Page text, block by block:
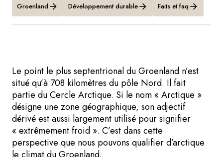
Groenland Développement durable Faits et faq
Le point le plus septentrional du Groenland n’est
situé qu’à 708 kilomètres du pôle Nord. Il fait
partie du Cercle Arctique. Si le nom « Arctique »
désigne une zone géographique, son adjectif
dérivé est aussi largement utilisé pour signifier
« extrêmement froid ». C’est dans cette
perspective que nous pouvons qualifier d’arctique